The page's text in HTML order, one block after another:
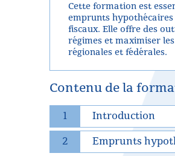
Cette formation est
emprunts
fiscaux. Elle offre des
régimes et maximiser
régionales et fédérales.
Contenu de la
1
Introduction
2
Emprunts